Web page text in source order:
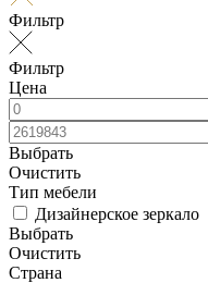
Фильтр
Фильтр
Цена
Выбрать
Очистить
Тип мебели
Дизайнерское зеркало
Выбрать
Очистить
Страна